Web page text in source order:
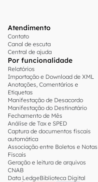
Atendimento
Contato
Canal de escuta
Central de ajuda
Por funcionalidade
Relatórios
Importação e Download de XML
Anotações, Comentários e
Etiquetas
Manifestação de Desacordo
Manifestação do Destinatário
Fechamento de Mês
Análise de Tax e SPED
Captura de documentos fiscais
automática
Associação entre Boletos e Notas
Fiscais
Geração e leitura de arquivos
CNAB
Data LedgeBiblioteca Digital